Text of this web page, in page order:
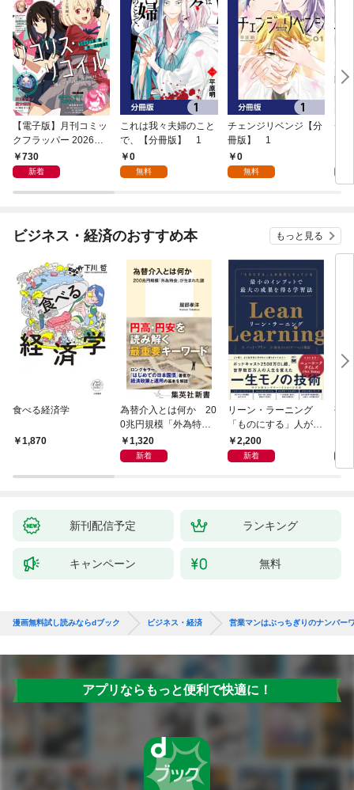
【電子版】月刊コミッ
クフラッパー 2026年9
月号730
新着
これは我々夫婦のこと
で、【分冊版】 1
0
無料
チェンジリベンジ【分
冊版】 1
0
無料
チ
ビジネス・経済のおすすめ本 もっと見る
食べる経済学
1,870
為替介入とは何か 20
0兆円規模「外為特
会」が生まれた謎
1,320
新着
リーン・ラーニング
「ものにする」人が自
然とやっている 最小の
インプットで最大の成
2,200
新着
研
新刊配信予定 ランキング
キャンペーン 無料
漫画無料試し読みならdブック ビジネス・経済 営業マンはぶっちぎりのナンバー
アプリならもっと便利で快適に！